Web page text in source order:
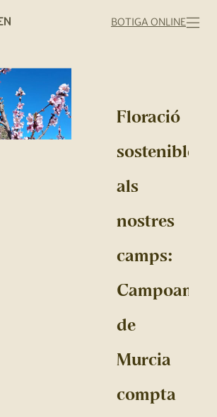
BOTIGA ONLINE
Floració
sostenible
als
nostres
camps:
Campoamor
de
Murcia
compta